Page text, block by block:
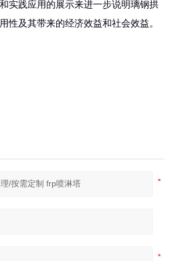
实践应用的展示来进一步说明璃钢拱
性及其带来的经济效益和社会效益。